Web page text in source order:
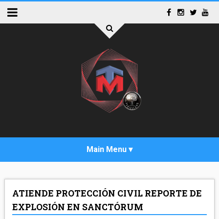
ATIENDE PROTECCIÓN CIVIL REPORTE DE
EXPLOSIÓN EN SANCTÓRUM